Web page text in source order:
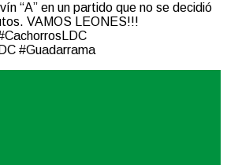
“A” en un partido que no se decidió
VAMOS LEONES!!!
#Guadarrama